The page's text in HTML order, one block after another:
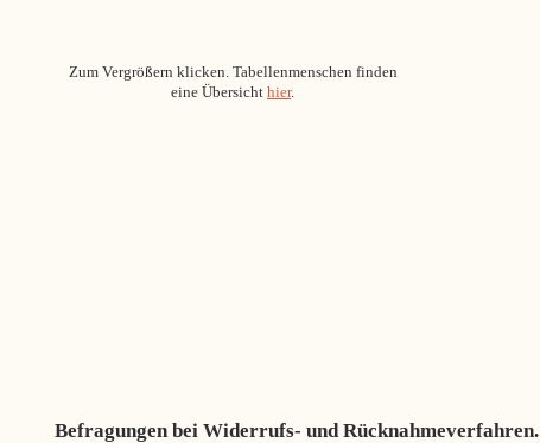
Zum Vergrößern klicken. Tabellenmenschen finden
eine Übersicht hier.
Befragungen bei Widerrufs- und Rücknahmeverfahren.